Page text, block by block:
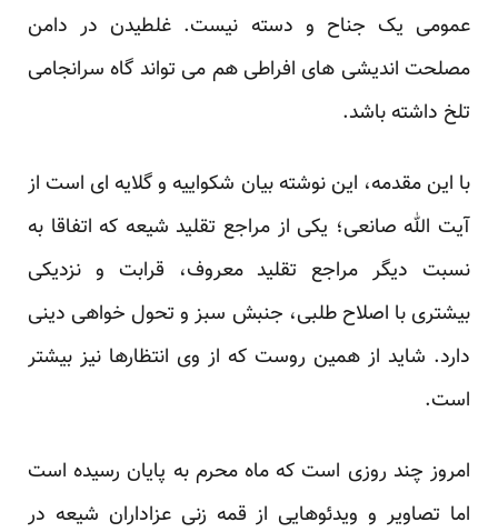
عمومی یک جناح و دسته نیست. غلطیدن در دامن
مصلحت اندیشی های افراطی هم می تواند گاه سرانجامی
تلخ داشته باشد.
با این مقدمه، این نوشته بیان شکواییه و گلایه ای است از
آیت الله صانعی؛ یکی از مراجع تقلید شیعه که اتفاقا به
نسبت دیگر مراجع تقلید معروف، قرابت و نزدیکی
بیشتری با اصلاح طلبی، جنبش سبز و تحول خواهی دینی
دارد. شاید از همین روست که از وی انتظارها نیز بیشتر
است.
امروز چند روزی است که ماه محرم به پایان رسیده است
اما تصاویر و ویدئوهایی از قمه زنی عزاداران شیعه در